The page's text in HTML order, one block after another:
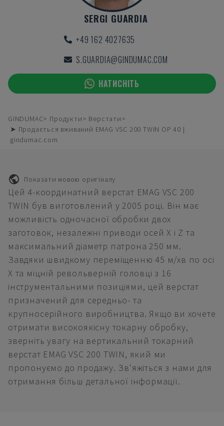
SERGI GUARDIA
+49 162 4027635
S.GUARDIA@GINDUMAC.COM
НАТИСНІТЬ
GINDUMAC Продукти
Верстати
➤ Продається вживаний EMAG VSC 200 TWIN OP 40 |
gindumac.com
Показати мовою оригіналу
Цей 4-координатний верстат EMAG VSC 200
TWIN був виготовлений у 2005 році. Він має
можливість одночасної обробки двох
заготовок, незалежні приводи осей X і Z та
максимальний діаметр патрона 250 мм.
Завдяки швидкому переміщенню 45 м/хв по осі
X та міцній револьверній головці з 16
інструментальними позиціями, цей верстат
призначений для середньо- та
крупносерійного виробництва. Якщо ви хочете
отримати високоякісну токарну обробку,
зверніть увагу на вертикальний токарний
верстат EMAG VSC 200 TWIN, який ми
пропонуємо до продажу. Зв'яжіться з нами для
отримання більш детальної інформації.